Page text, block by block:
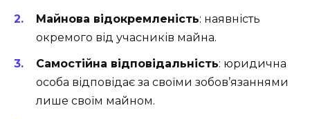
Майнова відокремленість: наявність
окремого від учасників майна.
Самостійна відповідальність: юридична
особа відповідає за своїми зобов’язаннями
лише своїм майном.